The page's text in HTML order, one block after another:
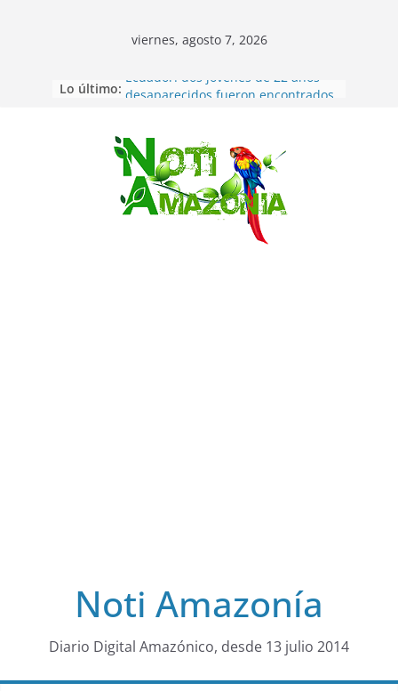
Saltar
viernes, agosto 7, 2026
Lo último: Ecuador: dos jóvenes de 22 años
Sentencian a 34 años de prisión a
implicados en caso de Alison,
oriunda de Tena
Vozinha, el arquero sensación de
cabo Verde, ya llegó para
incorporarse a Colo Colo de Chile
Pastaza: la parroquia Diez de
Noti Amazonía
Diario Digital Amazónico, desde 13 julio 2014